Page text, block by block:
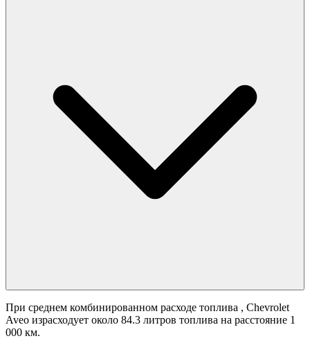
При среднем комбинированном расходе топлива , Chevrolet
Aveo израсходует около 84.3 литров топлива на расстояние 1
000 км.